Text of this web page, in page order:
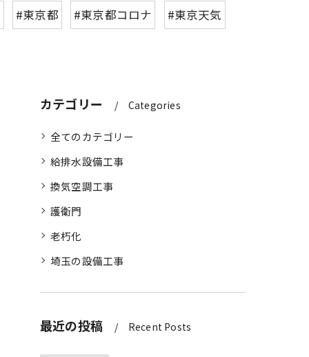
#東京都 #東京都コロナ
#東京天気
カテゴリー Categories
全てのカテゴリー
給排水設備工事
換気空調工事
護衛門
老朽化
埼玉の設備工事
最近の投稿 Recent Posts